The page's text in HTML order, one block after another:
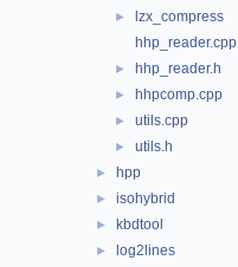
►
lzx_compress
hhp_reader.cpp
► hhp_reader.h
► hhpcomp.cpp
► utils.cpp
► utils.h
► hpp
► isohybrid
► kbdtool
► log2lines